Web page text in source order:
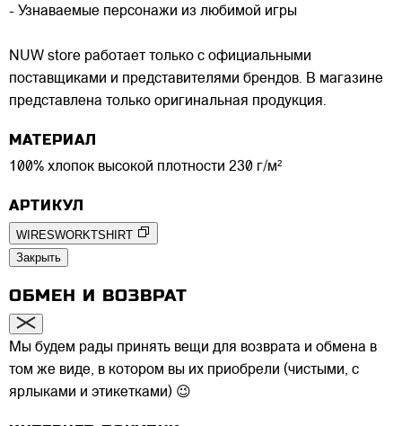
- Узнаваемые персонажи из любимой игры
NUW store работает только с официальными
поставщиками и представителями брендов. В магазине
представлена только оригинальная продукция.
МАТЕРИАЛ
100% хлопок высокой плотности 230 г/м²
АРТИКУЛ
WIRESWORKTSHIRT
Закрыть
ОБМЕН И ВОЗВРАТ
Мы будем рады принять вещи для возврата и обмена в
том же виде, в котором вы их приобрели (чистыми, с
ярлыками и этикетками) 😉